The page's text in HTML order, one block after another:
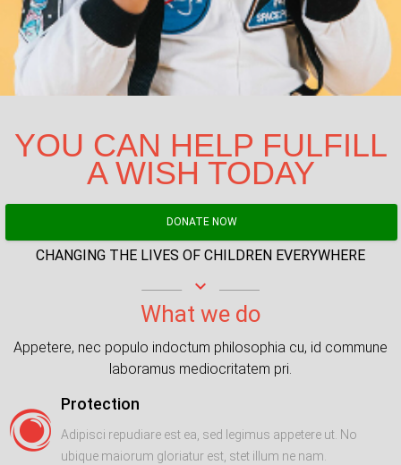
YOU CAN HELP FULFILL
A WISH TODAY
DONATE NOW
CHANGING THE LIVES OF CHILDREN EVERYWHERE
keyboard_arrow_down
What we do
Appetere, nec populo indoctum philosophia cu, id commune
laboramus mediocritatem pri.
Protection
Adipisci repudiare est ea, sed legimus appetere ut. No
ubique maiorum gloriatur est, stet illum ne nam.